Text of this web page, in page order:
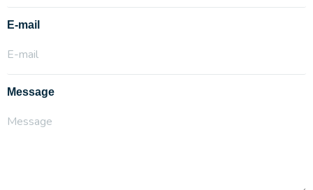
E-mail
Message